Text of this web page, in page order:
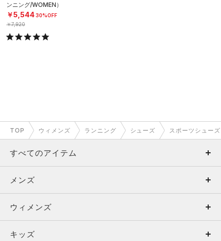
ンニング/WOMEN）
￥5,54430%OFF
￥7,920
TOP ウィメンズ ランニング シューズ スポーツシューズ
すべてのアイテム
メンズ
ウィメンズ
キッズ
メンズ
トップス
ボトムス
ウィメンズ
トップス
キッズ